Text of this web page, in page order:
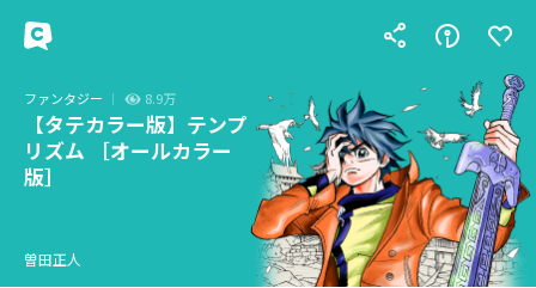
ファンタジー 8.9万
【タテカラー版】テンプ
リズム ［オールカラー
版］
曽田正人